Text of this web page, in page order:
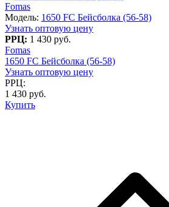
Fomas
Модель: 1650 FC Бейсболка (56-58)
Узнать оптовую цену
РРЦ: 1 430 руб.
Fomas
1650 FC Бейсболка (56-58)
Узнать оптовую цену
РРЦ:
1 430 руб.
Купить